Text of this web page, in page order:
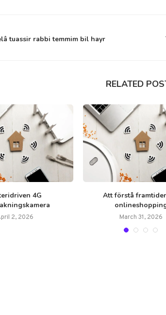
tuassir rabbi temmim bil hayr
RELATED
4G
2, 2026
Att förstå
March 31, 2026